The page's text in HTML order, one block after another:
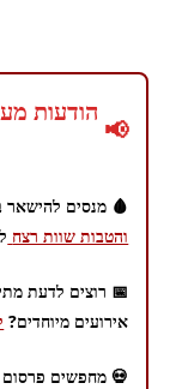
📢
הודעות
🩸 מנסים להישאר
והטבות שוות רצח
📅 רוצים לדעת
אירועים מיוחדים?
💀 מחפשים פרסום